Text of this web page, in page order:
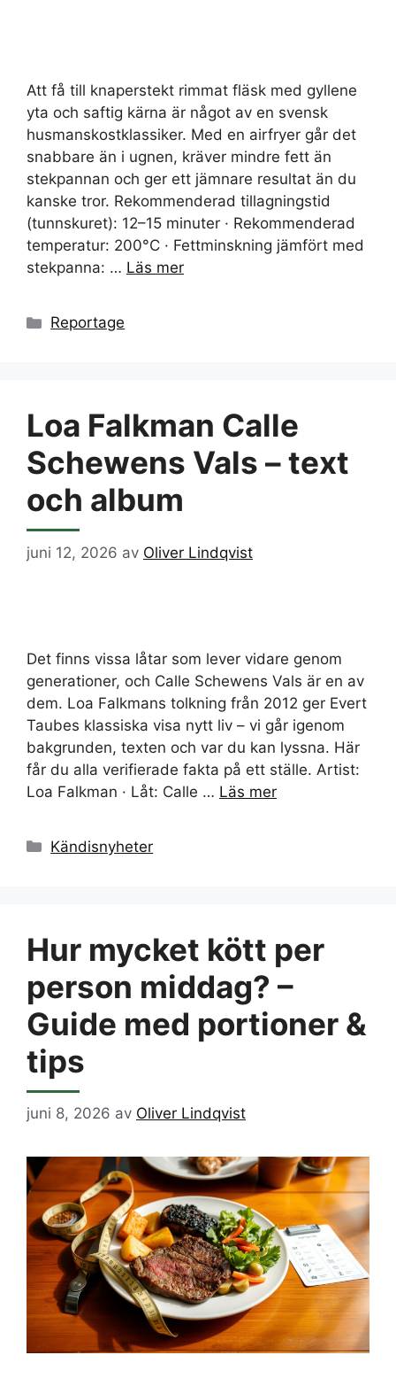
Att få till knaperstekt rimmat fläsk med gyllene
yta och saftig kärna är något av en svensk
husmanskostklassiker. Med en airfryer går det
snabbare än i ugnen, kräver mindre fett än
stekpannan och ger ett jämnare resultat än du
kanske tror. Rekommenderad tillagningstid
(tunnskuret): 12–15 minuter · Rekommenderad
temperatur: 200°C · Fettminskning jämfört med
stekpanna: … Läs mer
Kategorier
Reportage
Loa Falkman Calle
Schewens Vals – text
och album
juni 12, 2026 av Oliver Lindqvist
Det finns vissa låtar som lever vidare genom
generationer, och Calle Schewens Vals är en av
dem. Loa Falkmans tolkning från 2012 ger Evert
Taubes klassiska visa nytt liv – vi går igenom
bakgrunden, texten och var du kan lyssna. Här
får du alla verifierade fakta på ett ställe. Artist:
Loa Falkman · Låt: Calle … Läs mer
Kategorier
Kändisnyheter
Hur mycket kött per
person middag? –
Guide med portioner &
tips
juni 8, 2026 av Oliver Lindqvist